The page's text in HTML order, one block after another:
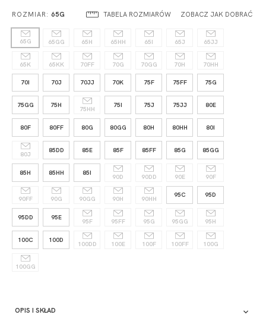
ROZMIAR: 65G TABELA ROZMIARÓW ZOBACZ JAK DOBRAĆ
65G 65GG 65H 65HH 65I 65J 65JJ
65K 65KK 70FF 70G 70GG 70H 70HH
70I 70J 70JJ 70K 75F 75FF 75G
75GG 75H
75HH
75I 75J 75JJ 80E
80F 80FF 80G 80GG 80H 80HH 80I
80J
85DD 85E 85F 85FF 85G 85GG
85H 85HH 85I
90D 90DD 90E 90F
90FF 90G 90GG 90H 90HH
95C 95D
95DD 95E
95F 95FF 95G 95GG 95H
100C 100D
100DD 100E 100F 100FF 100G
100GG
OPIS I SKŁAD